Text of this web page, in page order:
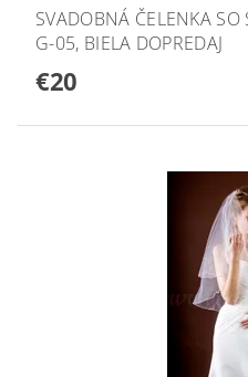
SVADOBNÁ ČELENKA
G-05, BIELA DOPREDAJ
€20